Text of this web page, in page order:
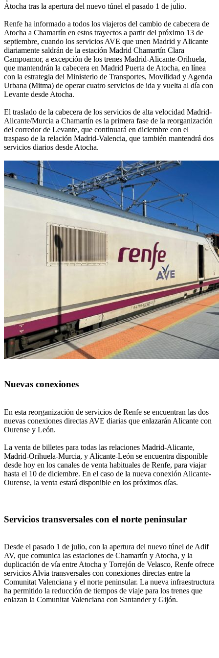
Atocha tras la apertura del nuevo túnel el pasado 1 de julio.
Renfe ha informado a todos los viajeros del cambio de cabecera de
Atocha a Chamartín en estos trayectos a partir del próximo 13 de
septiembre, cuando los servicios AVE que unen Madrid y Alicante
diariamente saldrán de la estación Madrid Chamartín Clara
Campoamor, a excepción de los trenes Madrid-Alicante-Orihuela,
que mantendrán la cabecera en Madrid Puerta de Atocha, en línea
con la estrategia del Ministerio de Transportes, Movilidad y Agenda
Urbana (Mitma) de operar cuatro servicios de ida y vuelta al día con
Levante desde Atocha.
El traslado de la cabecera de los servicios de alta velocidad Madrid-
Alicante/Murcia a Chamartín es la primera fase de la reorganización
del corredor de Levante, que continuará en diciembre con el
traspaso de la relación Madrid-Valencia, que también mantendrá dos
servicios diarios desde Atocha.
Nuevas conexiones
En esta reorganización de servicios de Renfe se encuentran las dos
nuevas conexiones directas AVE diarias que enlazarán Alicante con
Ourense y León.
La venta de billetes para todas las relaciones Madrid-Alicante,
Madrid-Orihuela-Murcia, y Alicante-León se encuentra disponible
desde hoy en los canales de venta habituales de Renfe, para viajar
hasta el 10 de diciembre. En el caso de la nueva conexión Alicante-
Ourense, la venta estará disponible en los próximos días.
Servicios transversales con el norte peninsular
Desde el pasado 1 de julio, con la apertura del nuevo túnel de Adif
AV, que comunica las estaciones de Chamartín y Atocha, y la
duplicación de vía entre Atocha y Torrejón de Velasco, Renfe ofrece
servicios Alvia transversales con conexiones directas entre la
Comunitat Valenciana y el norte peninsular. La nueva infraestructura
ha permitido la reducción de tiempos de viaje para los trenes que
enlazan la Comunitat Valenciana con Santander y Gijón.